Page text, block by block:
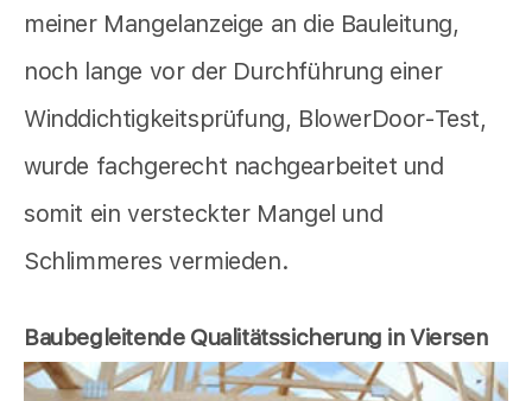
meiner Mangelanzeige an die Bauleitung,
noch lange vor der Durchführung einer
Winddichtigkeitsprüfung, BlowerDoor-Test,
wurde fachgerecht nachgearbeitet und
somit ein versteckter Mangel und
Schlimmeres vermieden.
Baubegleitende Qualitätssicherung in Viersen